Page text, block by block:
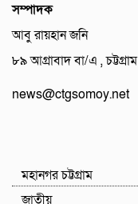
সম্পাদক
আবু রায়হান জনি
৮৯ আগ্রাবাদ বা/এ , চট্টগ্রাম
news@ctgsomoy.net
মহানগর চট্টগ্রাম
জাতীয়